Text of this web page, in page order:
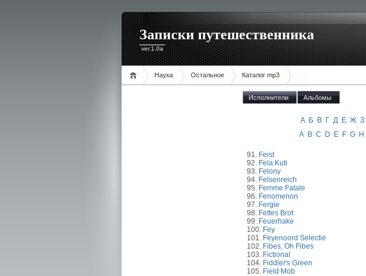
Записки путешественника
ver.1.0a
Наука Остальное Каталог mp3
Исполнители Альбомы
А Б В Г Д Е Ж З
A B C D E F G H
91. Feist
92. Fela Kuti
93. Felony
94. Felsenreich
95. Femme Fatale
96. Fenomenon
97. Fergie
98. Fettes Brot
99. Feuerhake
100. Fey
101. Feyenoord Selectie
102. Fibes, Oh Fibes
103. Fictional
104. Fiddler's Green
105. Field Mob